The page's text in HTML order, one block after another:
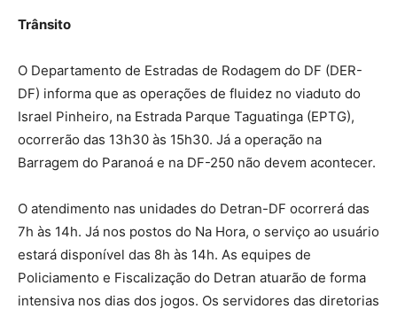
Trânsito
O Departamento de Estradas de Rodagem do DF (DER-
DF) informa que as operações de fluidez no viaduto do
Israel Pinheiro, na Estrada Parque Taguatinga (EPTG),
ocorrerão das 13h30 às 15h30. Já a operação na
Barragem do Paranoá e na DF-250 não devem acontecer.
O atendimento nas unidades do Detran-DF ocorrerá das
7h às 14h. Já nos postos do Na Hora, o serviço ao usuário
estará disponível das 8h às 14h. As equipes de
Policiamento e Fiscalização do Detran atuarão de forma
intensiva nos dias dos jogos. Os servidores das diretorias